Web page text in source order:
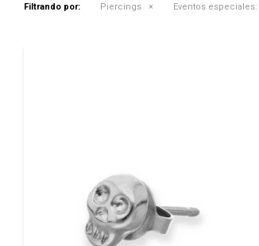
Filtrando por: Piercings Eventos especiales: